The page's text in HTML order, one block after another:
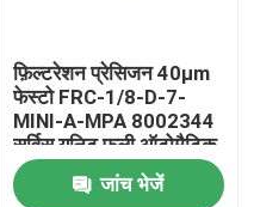
फ़िल्टरेशन प्रेसिजन 40µm
फेस्टो FRC-1/8-D-7-
MINI-A-MPA 8002344
सर्विस यूनिट फुली ऑटोमैटिक
ड्रेन G1/8 0.5-7बार MPA
गेज जिंक अलॉय के साथ
जांच भेजें